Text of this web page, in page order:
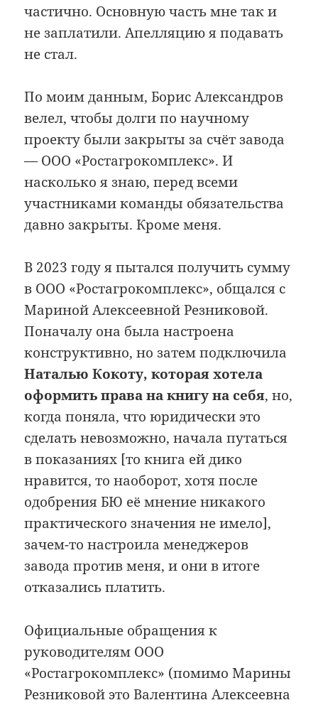
частично. Основную часть мне так и
не заплатили. Апелляцию я подавать
не стал.
По моим данным, Борис Александров
велел, чтобы долги по научному
проекту были закрыты за счёт завода
— ООО «Ростагрокомплекс». И
насколько я знаю, перед всеми
участниками команды обязательства
давно закрыты. Кроме меня.
В 2023 году я пытался получить сумму
в ООО «Ростагрокомплекс», общался с
Мариной Алексеевной Резниковой.
Поначалу она была настроена
конструктивно, но затем подключила
Наталью Кокоту, которая хотела
оформить права на книгу на себя, но,
когда поняла, что юридически это
сделать невозможно, начала путаться
в показаниях [то книга ей дико
нравится, то наоборот, хотя после
одобрения БЮ её мнение никакого
практического значения не имело],
зачем-то настроила менеджеров
завода против меня, и они в итоге
отказались платить.
Официальные обращения к
руководителям ООО
«Ростагрокомплекс» (помимо Марины
Резниковой это Валентина Алексеевна